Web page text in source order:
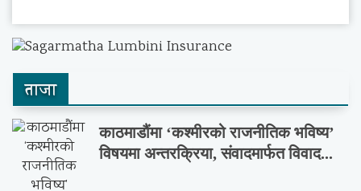
ताजा
काठमाडौंमा ‘कश्मीरको राजनीतिक भविष्य’
विषयमा अन्तरक्रिया, संवादमार्फत विवाद...